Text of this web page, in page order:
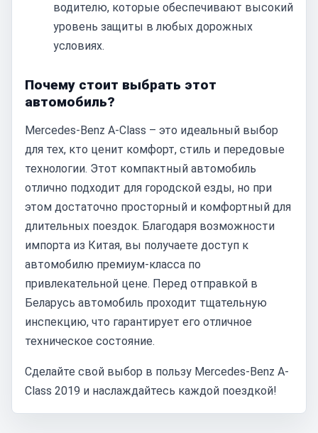
водителю, которые обеспечивают высокий
уровень защиты в любых дорожных
условиях.
Почему стоит выбрать этот
автомобиль?
Mercedes-Benz A-Class – это идеальный выбор
для тех, кто ценит комфорт, стиль и передовые
технологии. Этот компактный автомобиль
отлично подходит для городской езды, но при
этом достаточно просторный и комфортный для
длительных поездок. Благодаря возможности
импорта из Китая, вы получаете доступ к
автомобилю премиум-класса по
привлекательной цене. Перед отправкой в
Беларусь автомобиль проходит тщательную
инспекцию, что гарантирует его отличное
техническое состояние.
Сделайте свой выбор в пользу Mercedes-Benz A-
Class 2019 и наслаждайтесь каждой поездкой!